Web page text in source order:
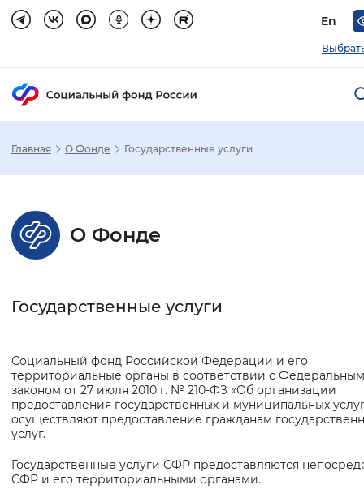
En
Шрифт
Интервал между буквами
Нормальный Увеличенный
Цвет сайта
Главная О Фонде Государственные услуги
О Фонде
Государственные услуги
Основная
информация
Социальный фонд Российской Федерации и его
территориальные органы в соответствии с Федеральным
законом от 27 июля 2010 г. № 210-ФЗ «Об организации
предоставления государственных и муниципальных
осуществляют предоставление гражданам
услуг.
Государственные услуги СФР предоставляются
СФР и его территориальными органами.